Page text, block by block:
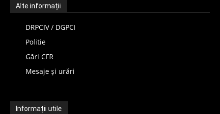
Alte informații
DRPCIV / DGPCI
Politie
Gări CFR
Mesaje și urări
Informații utile